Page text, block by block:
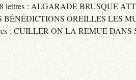
lettres : ALGARADE BRUSQUE
BÉNÉDICTIONS OREILLES LES
: CUILLER ON LA REMUE DANS